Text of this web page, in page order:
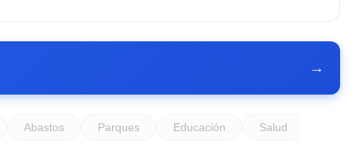
→
Abastos Parques Educación Salud